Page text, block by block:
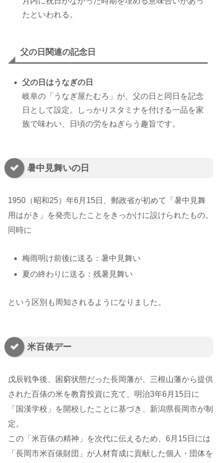
たといわれる。
父の日関連の記念日
父の日はうなぎの日
岐阜の「うなぎ屋たむろ」が、父の日と同日を記念
日として設定。しっかりスタミナを付ける一品を家
族で味わい、日頃の労をねぎらう趣旨です。
暑中見舞いの日
1950（昭和25）年6月15日、郵政省が初めて「暑中見舞
用はがき」を発売したことをきっかけに設けられたもの。
同時に
梅雨明け前後に送る：暑中見舞い
夏の終わりに送る：残暑見舞い
という区別も周知されるようになりました。
米百俵デー
戊辰戦争後、困窮状態だった長岡藩が、三根山藩から提供
された百俵の米を教育投資に充て、明治3年6月15日に
「国漢学校」を開校したことに基づき、新潟県長岡市が制
定。
この「米百俵の精神」を次代に伝えるため、6月15日には
「長岡市米百俵財団」が人材育成に貢献した個人・団体を